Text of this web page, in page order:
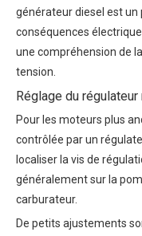
générateur diesel est un
conséquences
une compréhension de
tension.
Réglage du
Pour les moteurs plus
contrôlée par un
localiser la vis de
généralement sur la
carburateur.
De petits ajustements